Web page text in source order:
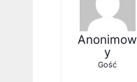
Anonimow
y
Gość